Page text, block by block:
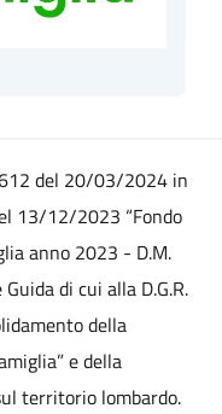
del 20/03/2024 in
13/12/2023 “Fondo
anno 2023 - D.M.
di cui alla D.G.R.
della
e della
territorio lombardo.